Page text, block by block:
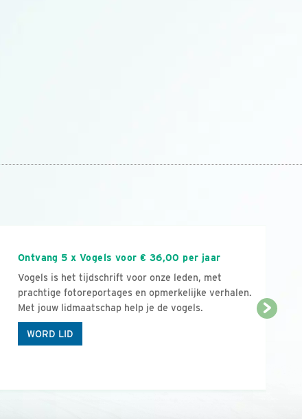
Ontvang 5 x Vogels voor € 36,00 per jaar
Vogels is het tijdschrift voor onze leden, met
prachtige fotoreportages en opmerkelijke verhalen.
Met jouw lidmaatschap help je de vogels.
WORD LID